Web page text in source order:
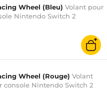
Wheel (Bleu) Volant pour
Nintendo Switch 2
Wheel (Rouge) Volant
console Nintendo Switch 2